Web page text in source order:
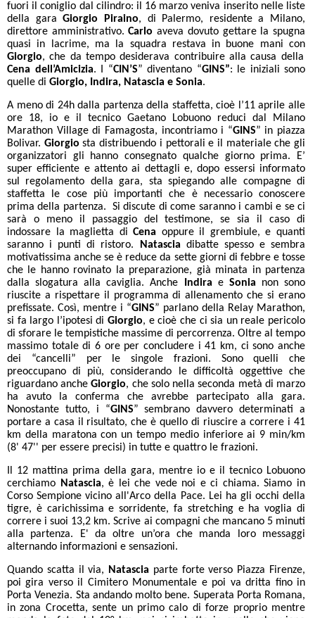
fuori il coniglio dal cilindro: il 16 marzo veniva inserito nelle liste
della garaGiorgio Piraino, di Palermo, residente a Milano,
direttore amministrativo.Carloaveva dovuto gettare la spugna
quasi in lacrime, ma la squadra restava in buone mani con
Giorgio, che da tempo desiderava contribuire alla causa della
Cena dell’Amicizia. I “CIN’S” diventano “GINS”: le iniziali sono
quelle di Giorgio, Indira, Natascia e Sonia.
A meno di 24h dalla partenza della staffetta, cioè l’11 aprile alle
ore 18, io e il tecnico Gaetano Lobuono reduci dal Milano
Marathon Village di Famagosta, incontriamo i “GINS” in piazza
Bolivar. Giorgio sta distribuendo i pettorali e il materiale che gli
organizzatori gli hanno consegnato qualche giorno prima. E’
super efficiente e attento ai dettagli e, dopo essersi informato
sul regolamento della gara, sta spiegando alle compagne di
staffetta le cose più importanti che è necessario conoscere
prima della partenza. Si discute di come saranno i cambi e se ci
sarà o meno il passaggio del testimone, se sia il caso di
indossare la maglietta diCena oppure il grembiule, e quanti
saranno i punti di ristoro.
Natascia dibatte spesso e sembra
motivatissima anche se è reduce da sette giorni di febbre e tosse
che le hanno rovinato la preparazione, già minata in partenza
dalla slogatura alla caviglia. Anche
Indira e Sonia non sono
riuscite a rispettare il programma di allenamento che si erano
prefissate. Così, mentre i “GINS” parlano della Relay Marathon,
si fa largo l’ipotesi diGiorgio, e cioè che ci sia un reale pericolo
di sforare le tempistiche massime di percorrenza. Oltre al tempo
massimo totale di 6 ore per concludere i 41 km, ci sono anche
dei “cancelli” per le singole frazioni. Sono quelli che
preoccupano di più, considerando le difficoltà oggettive che
riguardano ancheGiorgio, che solo nella seconda metà di marzo
ha avuto la conferma che avrebbe partecipato alla gara.
Nonostante tutto, i “GINS” sembrano davvero determinati a
portare a casa il risultato, che è quello di riuscire a correre i 41
km della maratona con un tempo medio inferiore ai 9 min/km
(8' 47'' per essere precisi) in tutte e quattro le frazioni.
Il 12 mattina prima della gara, mentre io e il tecnico Lobuono
cerchiamo Natascia, è lei che vede noi e ci chiama. Siamo in
Corso Sempione vicino all'Arco della Pace. Lei ha gli occhi della
tigre, è carichissima e sorridente, fa stretching e ha voglia di
correre i suoi 13,2 km. Scrive ai compagni che mancano 5 minuti
alla partenza. E' da oltre un’ora che manda loro messaggi
alternando informazioni e sensazioni.
Quando scatta il via, Natascia parte forte verso Piazza Firenze,
poi gira verso il Cimitero Monumentale e poi va dritta fino in
Porta Venezia. Sta andando molto bene. Superata Porta Romana,
in zona Crocetta, sente un primo calo di forze proprio mentre